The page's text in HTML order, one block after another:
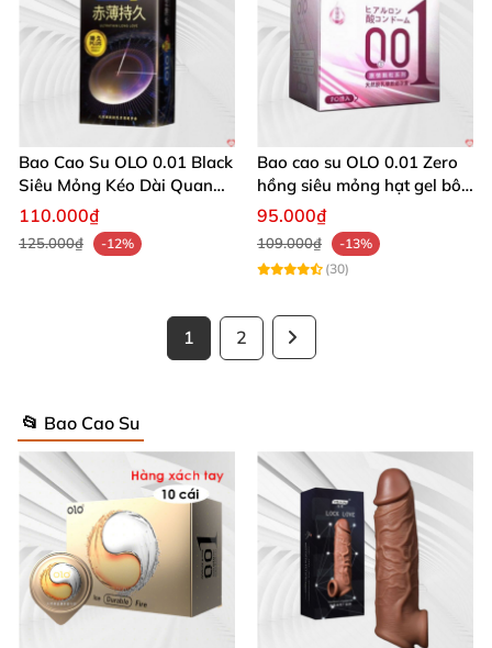
Bao Cao Su OLO 0.01 Black
Siêu Mỏng Kéo Dài Quan
Hệ
110.000₫
125.000₫ -12%
Bao cao su OLO 0.01 Zero
hồng siêu mỏng hạt gel bôi
trơn hộp 10 cái
95.000₫
109.000₫
-13%
(30)
1 2
📂 Bao Cao Su